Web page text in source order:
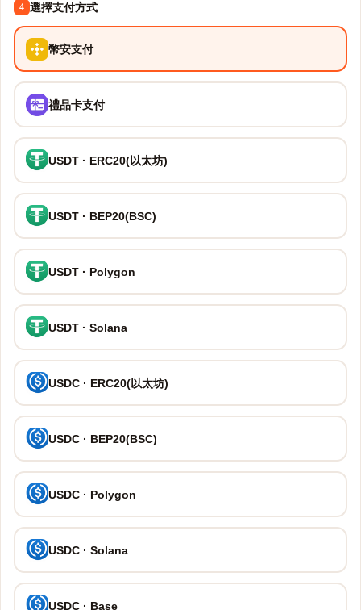
4 選擇支付方式
幣安支付
禮品卡支付
USDT · ERC20(以太坊)
USDT · BEP20(BSC)
USDT · Polygon
USDT · Solana
USDC · ERC20(以太坊)
USDC · BEP20(BSC)
USDC · Polygon
USDC · Solana
USDC · Base